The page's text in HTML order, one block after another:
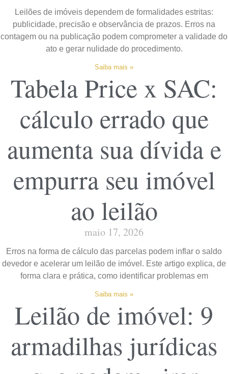
Leilões de imóveis dependem de formalidades estritas:
publicidade, precisão e observância de prazos. Erros na
contagem ou na publicação podem comprometer a validade do
ato e gerar nulidade do procedimento.
Saiba mais »
Tabela Price x SAC:
cálculo errado que
aumenta sua dívida e
empurra seu imóvel
ao leilão
maio 17, 2026
Erros na forma de cálculo das parcelas podem inflar o saldo
devedor e acelerar um leilão de imóvel. Este artigo explica, de
forma clara e prática, como identificar problemas em
Saiba mais »
Leilão de imóvel: 9
armadilhas jurídicas